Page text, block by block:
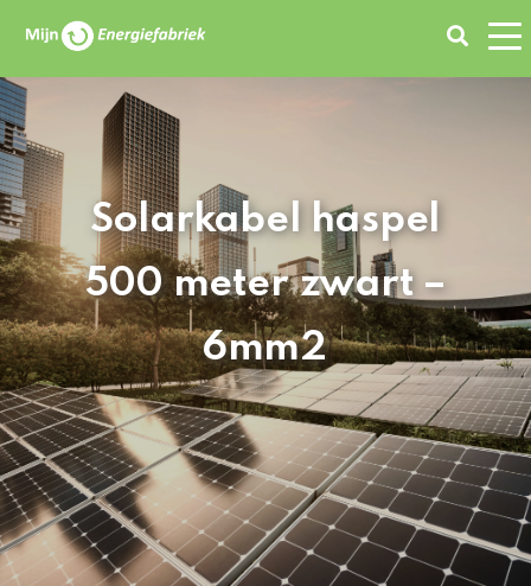
Solarkabel haspel
500 meter zwart –
6mm2